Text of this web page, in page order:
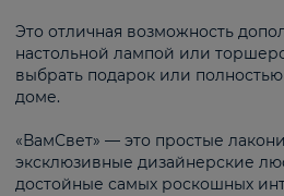
Это отличная возможность
настольной лампой или
выбрать подарок или
доме.
«ВамСвет» — это простые
эксклюзивные дизайнерские
достойные самых роскошных